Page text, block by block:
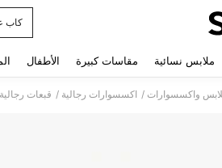
كاب
ملابس نسائية مقاسات كبيرة الأطفال
واكسسوارات / اكسسوارات رجالية / قبعات رجالية